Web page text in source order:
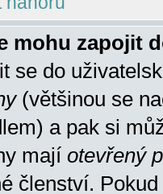
mohu zapojit
se do
(většinou se
a pak si
mají otevřený
členství.